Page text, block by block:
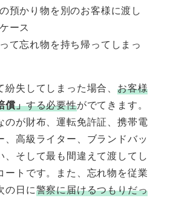
預かり物を別のお客様に渡し
ース
て忘れ物を持ち帰ってしまっ
紛失してしまった場合、 お客様
償」する必要性がでてきます。
のが財布、運転免許証、携帯電
、高級ライター、ブランドバッ
、そして最も間違えて渡してし
ートです。また、忘れ物を従業
の日に警察に届けるつもりだっ